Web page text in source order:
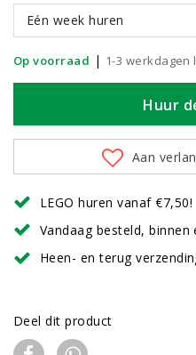
Eén week huren
Op voorraad | 1-3 werkdagen
Huur
Aan
LEGO huren vanaf €7,50!
Vandaag besteld, binnen
Heen- en terug
Deel dit product